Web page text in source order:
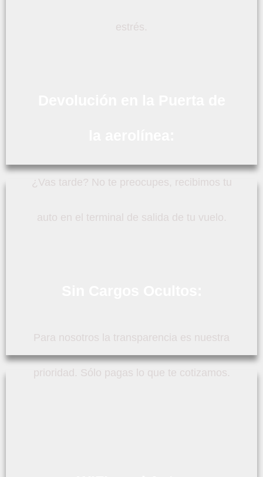
estrés.
¿Vas tarde? No te preocupes, recibimos tu
auto en el terminal de salida de tu vuelo.
Para nosotros la transparencia es nuestra
prioridad. Sólo pagas lo que te cotizamos.